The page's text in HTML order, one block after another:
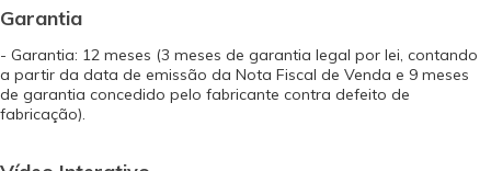
Garantia
- Garantia: 12 meses (3 meses de garantia legal por lei, contando
a partir da data de emissão da Nota Fiscal de Venda e 9 meses
de garantia concedido pelo fabricante contra defeito de
fabricação).